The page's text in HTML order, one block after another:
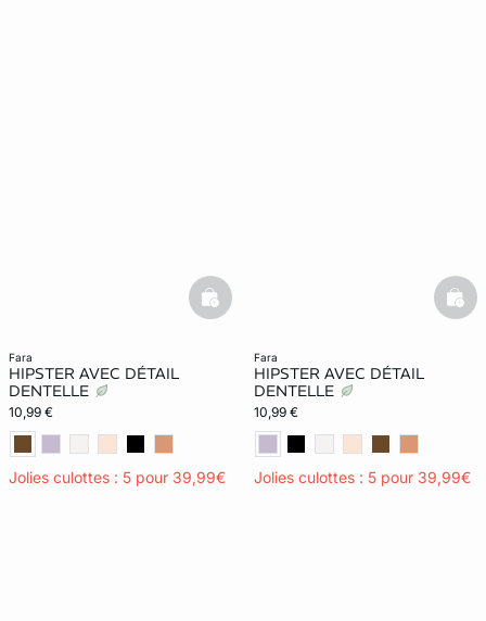
fara
HIPSTER AVEC DÉTAIL
DENTELLE
10,99 €
Jolies culottes : 5 pour 39,99€
basketfull
fara
HIPSTER AVEC DÉTAIL
DENTELLE
10,99 €
Jolies culottes : 5 pour 39,99€